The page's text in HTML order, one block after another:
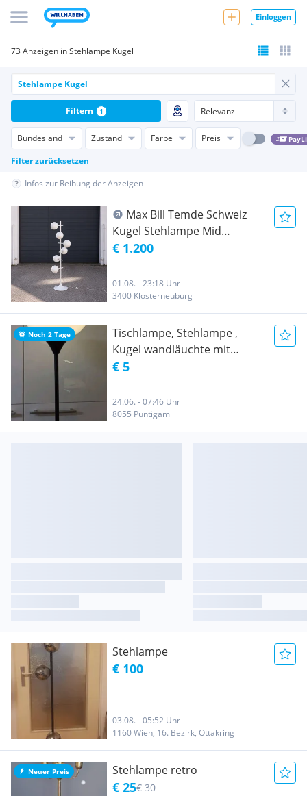
Einloggen
73 Anzeigen in Stehlampe Kugel
Bundesland Zustand Farbe Preis
Filter zurücksetzen
Filtern 1
Infos zur Reihung der Anzeigen
Max Bill Temde Schweiz
Kugel Stehlampe Mid
Century Designklassiker
€ 1.200
01.08. - 23:18 Uhr
3400 Klosterneuburg
Noch 2 Tage
Tischlampe, Stehlampe ,
Kugel wandläuchte mit
Bewegungsmelder ab 5 Euro
€ 5
24.06. - 07:46 Uhr
8055 Puntigam
Stehlampe
€ 100
03.08. - 05:52 Uhr
1160 Wien, 16. Bezirk, Ottakring
Neuer Preis Stehlampe retro
€ 25€ 30